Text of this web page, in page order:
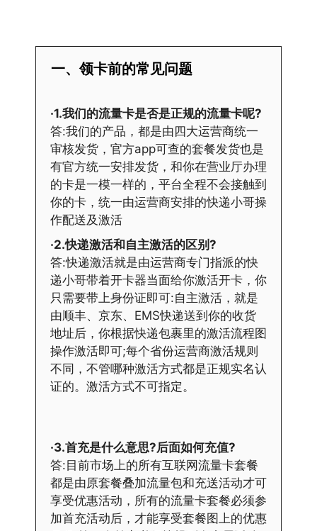
一、领卡前的常见问题
·1.我们的流量卡是否是正规的流量卡呢?
答:我们的产品，都是由四大运营商统一
审核发货，官方app可查的套餐发货也是
有官方统一安排发货，和你在营业厅办理
的卡是一模一样的，平台全程不会接触到
你的卡，统一由运营商安排的快递小哥操
作配送及激活
·2.快递激活和自主激活的区别?
答:快递激活就是由运营商专门指派的快
递小哥带着开卡器当面给你激活开卡，你
只需要带上身份证即可:自主激活，就是
由顺丰、京东、EMS快递送到你的收货
地址后，你根据快递包裹里的激活流程图
操作激活即可;每个省份运营商激活规则
不同，不管哪种激活方式都是正规实名认
证的。激活方式不可指定。
·3.首充是什么意思?后面如何充值?
答:目前市场上的所有互联网流量卡套餐
都是由原套餐叠加流量包和充送活动才可
享受优惠活动，所有的流量卡套餐必须参
加首充活动后，才能享受套餐图上的优惠